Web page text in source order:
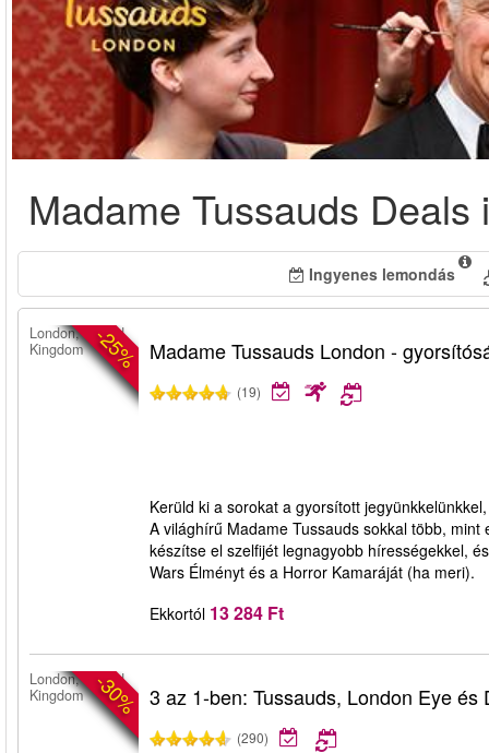
Madame Tussauds Deals
Ingyenes lemondás
-25%
London, United
Kingdom
Madame Tussauds London -
(19)
Kerüld ki a sorokat a gyorsított
A világhírű Madame Tussauds sokkal több,
készítse el szelfijét legnagyobb hírességekkel,
Wars Élményt és a Horror Kamaráját (ha meri).
Ekkortól 13 284 Ft
-30%
London, United
Kingdom
3 az 1-ben: Tussauds, London Eye és
(290)